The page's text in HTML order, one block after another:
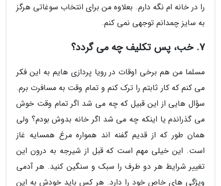
را در خانه ام نگه دارم. بعلاوه من برای انتخاب سوغاتی هرگز
به سایز چمدانم توجهی نمی کنم.
7. خب، پس تکلیف چه می گردد؟
مسلما من هم برخی اوقات در رویا پردازی هایم به این فکر
می کنم که کار ثابتم را ترک کنم و تمام وقت به مسافرت برم.
سؤال هایی از این قبیل که چه می شد اگر تمام وقت خوش
می گذراندم یا اینکه چه می شد اگر خانه بدوش بودم؟ ولی
همان طور که از قدیم گفنه اند همواره مرغ همسایه غاز
است. این خیلی مهم است که قبل از شیرجه به درون این
تغییر شرایط هر دو طرف را سبک و سنگین کنید. هر آدمی
ویژگی های خاص خود را دارد. هر کس باید خودش به این